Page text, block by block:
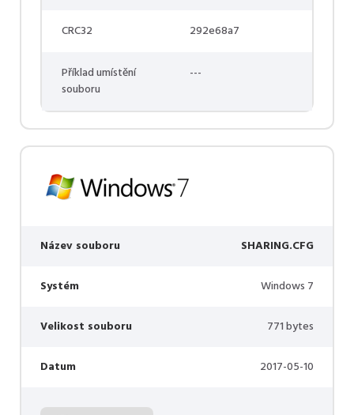
CRC32 292e68a7
Příklad umístění
souboru
---
Název souboru SHARING.CFG
Systém Windows 7
Velikost souboru 771 bytes
Datum 2017-05-10